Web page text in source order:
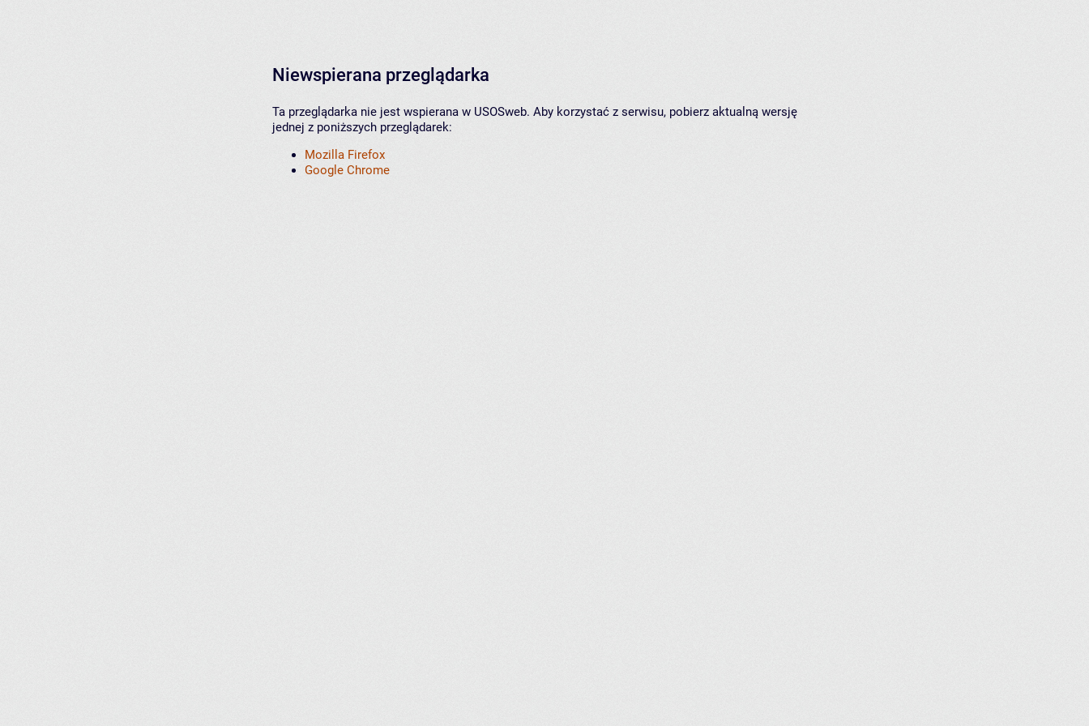
Niewspierana przeglądarka
Ta przeglądarka nie jest wspierana w USOSweb. Aby korzystać z serwisu, pobierz aktualną wersję
jednej z poniższych przeglądarek:
Mozilla Firefox
Google Chrome